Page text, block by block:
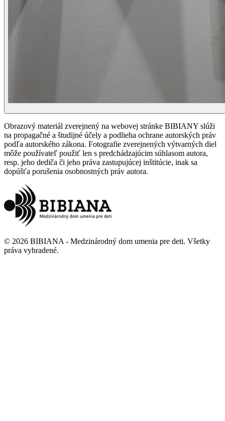
Obrazový materiál zverejnený na webovej stránke BIBIANY slúži
na propagačné a študijné účely a podlieha ochrane autorských práv
podľa autorského zákona. Fotografie zverejnených výtvarných diel
môže používateľ použiť len s predchádzajúcim súhlasom autora,
resp. jeho dediča či jeho práva zastupujúcej inštitúcie, inak sa
dopúšťa porušenia osobnostných práv autora.
© 2026 BIBIANA - Medzinárodný dom umenia pre deti. Všetky
práva vyhradené.